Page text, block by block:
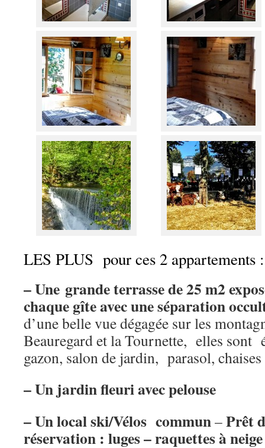
LES PLUS pour ces 2 appartements :
– Une grande terrasse de 25 m2
chaque gîte avec une séparation
d’une belle vue dégagée sur les
Beauregard et la Tournette, elles sont
gazon, salon de jardin, parasol,
– Un jardin fleuri avec pelouse
– Un local ski/Vélos commun–Prêt
réservation : luges – raquettes à